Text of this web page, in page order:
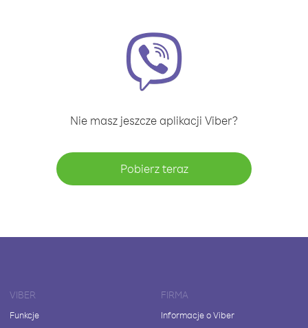
Nie masz jeszcze aplikacji Viber?
Pobierz teraz
VIBER
Funkcje
FIRMA
Informacje o Viber